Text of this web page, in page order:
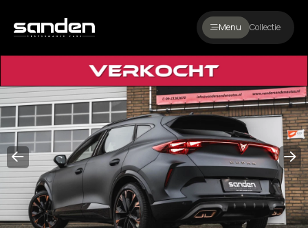
Menu Collectie